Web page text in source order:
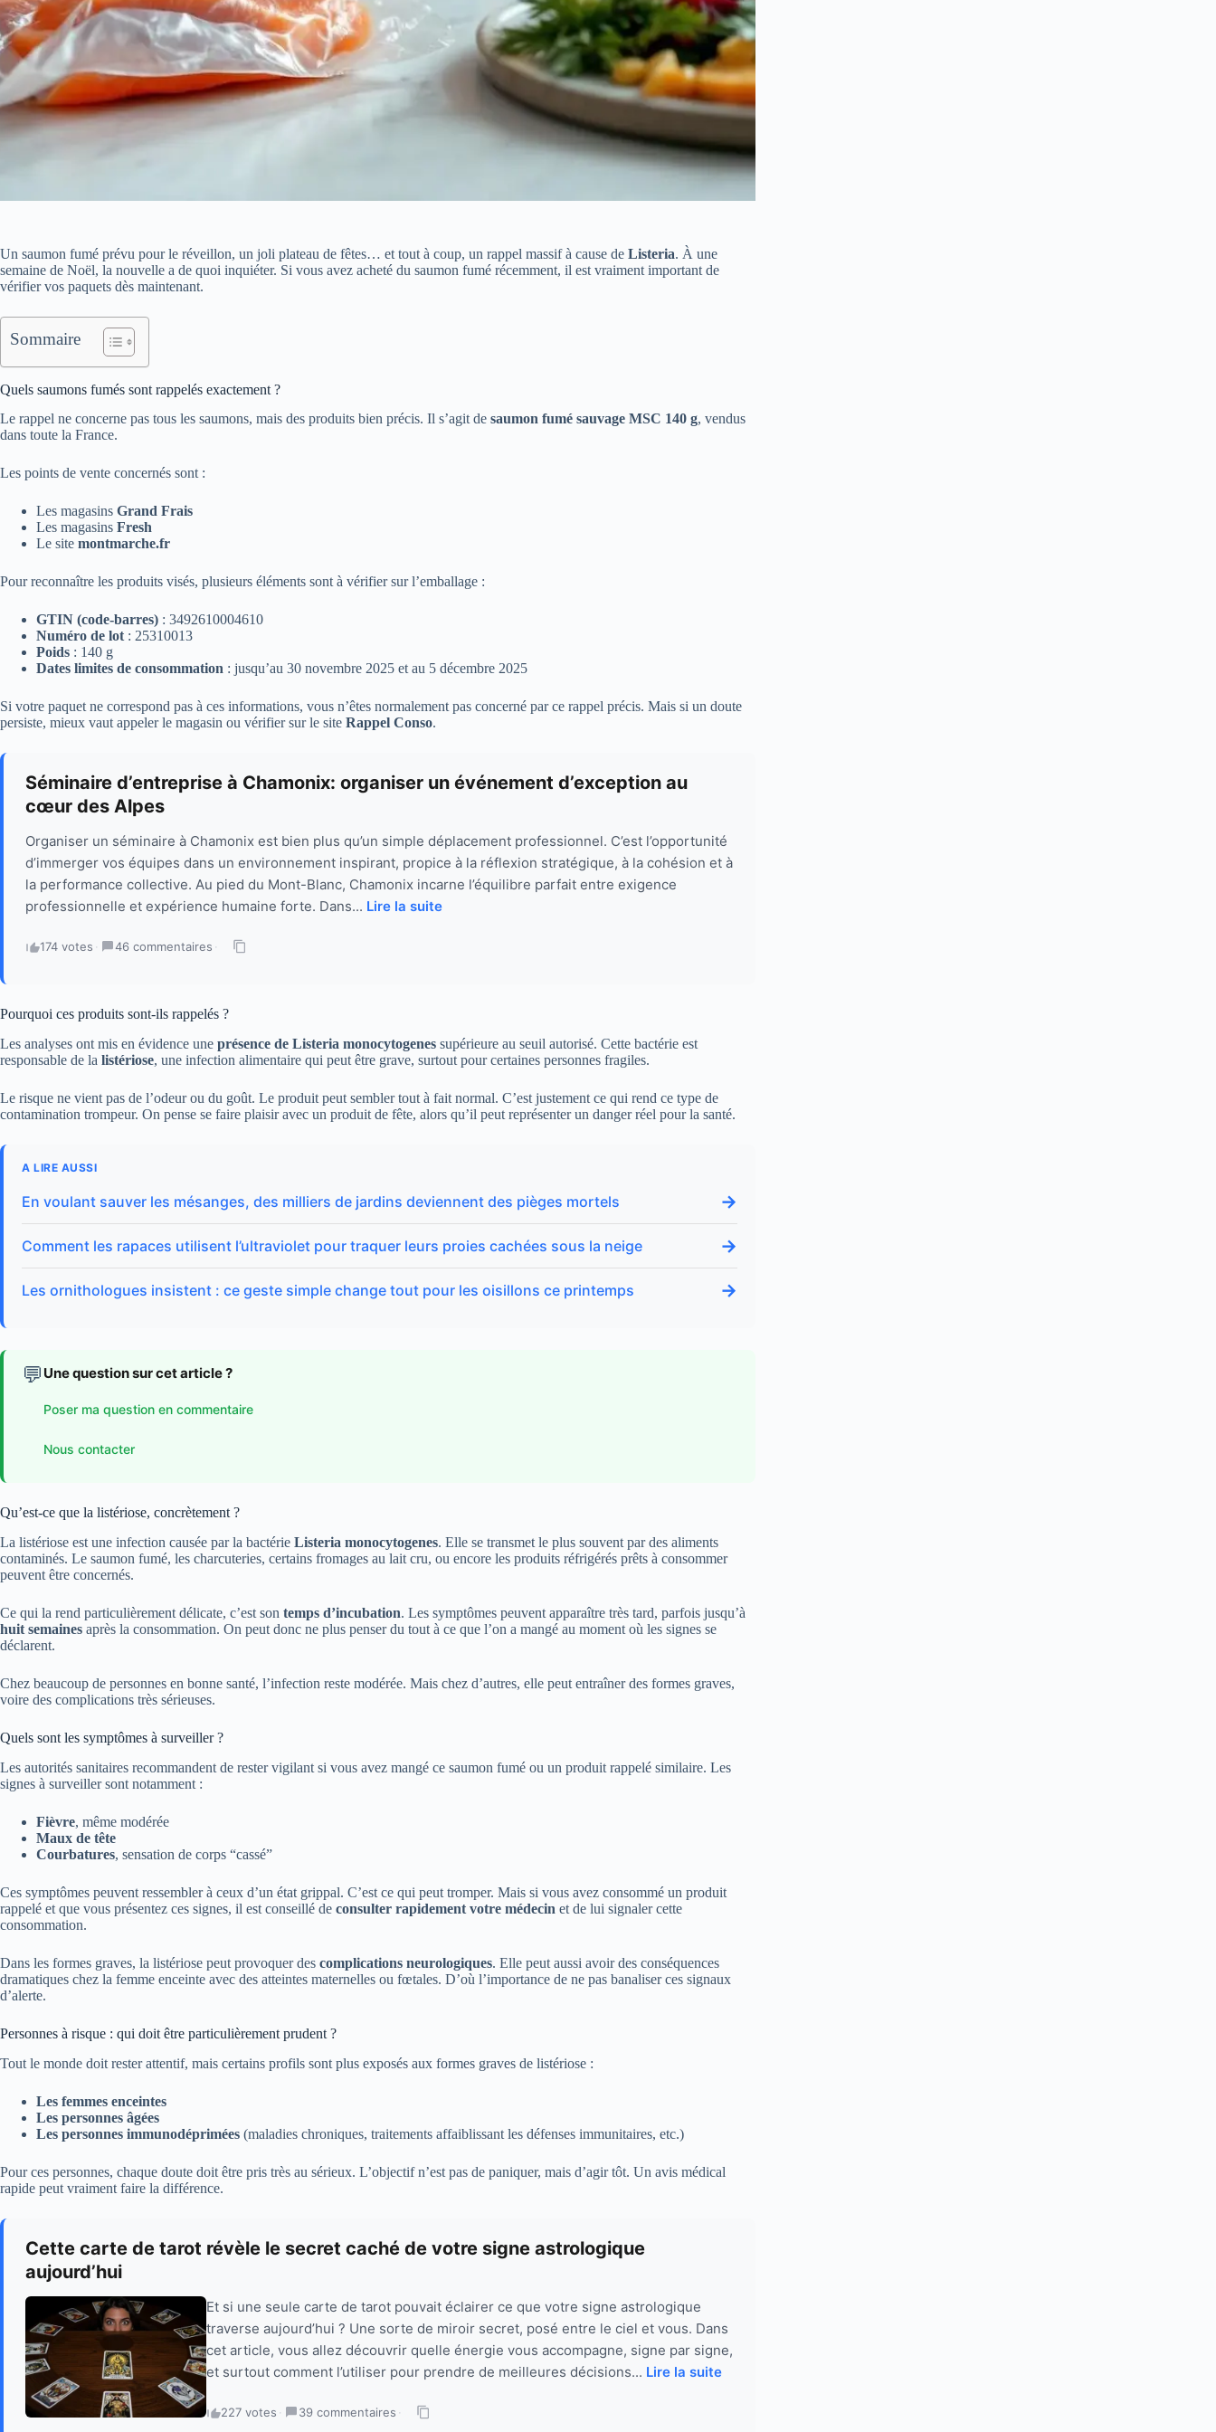
Un saumon fumé prévu pour le réveillon, un joli plateau de fêtes… et tout à coup, un rappel massif à cause de Listeria. À une
semaine de Noël, la nouvelle a de quoi inquiéter. Si vous avez acheté du saumon fumé récemment, il est vraiment important de
vérifier vos paquets dès maintenant.
Sommaire
Quels saumons fumés sont rappelés exactement ?
Le rappel ne concerne pas tous les saumons, mais des produits bien précis. Il s’agit de saumon fumé sauvage MSC 140 g, vendus
dans toute la France.
Les points de vente concernés sont :
Les magasins Grand Frais
Les magasins Fresh
Le site montmarche.fr
Pour reconnaître les produits visés, plusieurs éléments sont à vérifier sur l’emballage :
GTIN (code-barres) : 3492610004610
Numéro de lot: 25310013
Poids : 140 g
Dates limites de consommation : jusqu’au 30 novembre 2025 et au 5 décembre 2025
Si votre paquet ne correspond pas à ces informations, vous n’êtes normalement pas concerné par ce rappel précis. Mais si un doute
persiste, mieux vaut appeler le magasin ou vérifier sur le site Rappel Conso.
Séminaire d’entreprise à Chamonix: organiser un événement d’exception au
cœur des Alpes
Organiser un séminaire à Chamonix est bien plus qu’un simple déplacement professionnel. C’est l’opportunité
d’immerger vos équipes dans un environnement inspirant, propice à la réflexion stratégique, à la cohésion et à
la performance collective. Au pied du Mont-Blanc, Chamonix incarne l’équilibre parfait entre exigence
professionnelle et expérience humaine forte. Dans... Lire la suite
174 votes · 46 commentaires ·
Pourquoi ces produits sont-ils rappelés ?
Les analyses ont mis en évidence une présence de Listeria monocytogenes supérieure au seuil autorisé. Cette bactérie est
responsable de la listériose, une infection alimentaire qui peut être grave, surtout pour certaines personnes fragiles.
Le risque ne vient pas de l’odeur ou du goût. Le produit peut sembler tout à fait normal. C’est justement ce qui rend ce type de
contamination trompeur. On pense se faire plaisir avec un produit de fête, alors qu’il peut représenter un danger réel pour la santé.
A LIRE AUSSI
En voulant sauver les mésanges, des milliers de jardins deviennent des pièges mortels →
Comment les rapaces utilisent l’ultraviolet pour traquer leurs proies cachées sous la neige →
Les ornithologues insistent : ce geste simple change tout pour les oisillons ce printemps →
💬 Une question sur cet article ?
Poser ma question en commentaire
Nous contacter
Qu’est-ce que la listériose, concrètement ?
La listériose est une infection causée par la bactérie Listeria monocytogenes. Elle se transmet le plus souvent par des aliments
contaminés. Le saumon fumé, les charcuteries, certains fromages au lait cru, ou encore les produits réfrigérés prêts à consommer
peuvent être concernés.
Ce qui la rend particulièrement délicate, c’est son temps d’incubation. Les symptômes peuvent apparaître très tard, parfois jusqu’à
huit semaines après la consommation. On peut donc ne plus penser du tout à ce que l’on a mangé au moment où les signes se
déclarent.
Chez beaucoup de personnes en bonne santé, l’infection reste modérée. Mais chez d’autres, elle peut entraîner des formes graves,
voire des complications très sérieuses.
Quels sont les symptômes à surveiller ?
Les autorités sanitaires recommandent de rester vigilant si vous avez mangé ce saumon fumé ou un produit rappelé similaire. Les
signes à surveiller sont notamment :
Fièvre, même modérée
Maux de tête
Courbatures, sensation de corps “cassé”
Ces symptômes peuvent ressembler à ceux d’un état grippal. C’est ce qui peut tromper. Mais si vous avez consommé un produit
rappelé et que vous présentez ces signes, il est conseillé de consulter rapidement votre médecin et de lui signaler cette
consommation.
Dans les formes graves, la listériose peut provoquer des complications neurologiques. Elle peut aussi avoir des conséquences
dramatiques chez la femme enceinte avec des atteintes maternelles ou fœtales. D’où l’importance de ne pas banaliser ces signaux
d’alerte.
Personnes à risque : qui doit être particulièrement prudent ?
Tout le monde doit rester attentif, mais certains profils sont plus exposés aux formes graves de listériose :
Les femmes enceintes
Les personnes âgées
Les personnes immunodéprimées (maladies chroniques, traitements affaiblissant les défenses immunitaires, etc.)
Pour ces personnes, chaque doute doit être pris très au sérieux. L’objectif n’est pas de paniquer, mais d’agir tôt. Un avis médical
rapide peut vraiment faire la différence.
Cette carte de tarot révèle le secret caché de votre signe astrologique
aujourd’hui
Et si une seule carte de tarot pouvait éclairer ce que votre signe astrologique
traverse aujourd’hui ? Une sorte de miroir secret, posé entre le ciel et vous. Dans
cet article, vous allez découvrir quelle énergie vous accompagne, signe par signe,
et surtout comment l’utiliser pour prendre de meilleures décisions... Lire la suite
227 votes · 39 commentaires ·